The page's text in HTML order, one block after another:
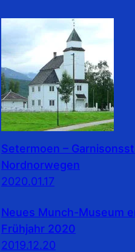
Setermoen –
Nordnorwegen
2020.01.17
Neues Munch-Museum
Frühjahr 2020
2019.12.20